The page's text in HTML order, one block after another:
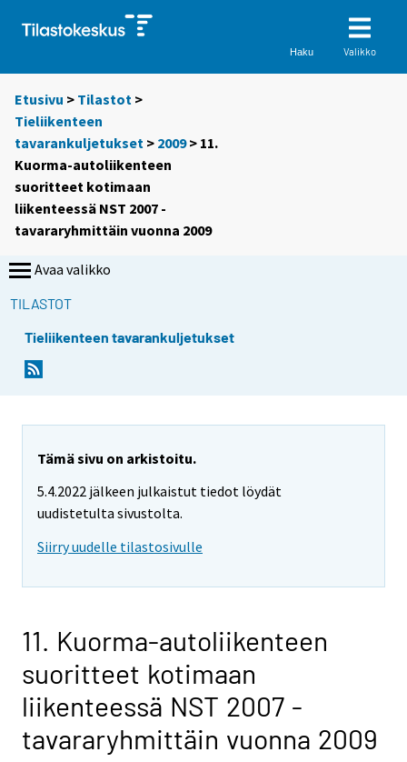
Haku Valikko
Etusivu > Tilastot >
Tieliikenteen
tavarankuljetukset > 2009> 11.
Kuorma-autoliikenteen
suoritteet kotimaan
liikenteessä NST 2007 -
tavararyhmittäin vuonna 2009
Avaa valikko
TILASTOT
Tieliikenteen tavarankuljetukset
Tämä sivu on arkistoitu.
5.4.2022 jälkeen julkaistut tiedot löydät
uudistetulta sivustolta.
Siirry uudelle tilastosivulle
11. Kuorma-autoliikenteen
suoritteet kotimaan
liikenteessä NST 2007 -
tavararyhmittäin vuonna 2009